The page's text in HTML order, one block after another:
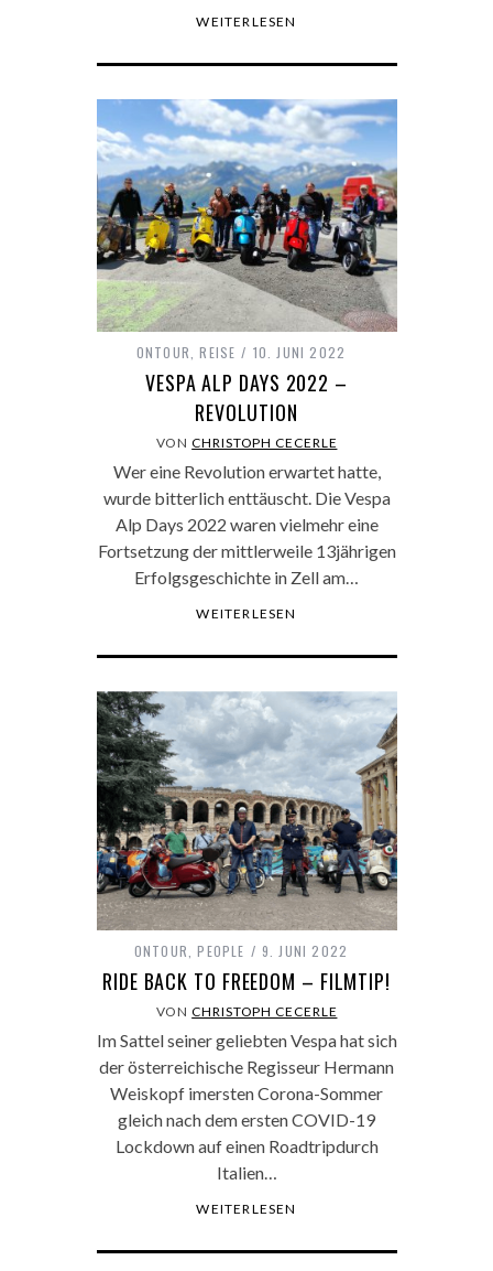
WEITERLESEN
ONTOUR ,REISE 10. JUNI 2022
VESPA ALP DAYS 2022 –
REVOLUTION
VONCHRISTOPH CECERLE
Wer eine Revolution erwartet hatte,
wurde bitterlich enttäuscht. Die Vespa
Alp Days 2022 waren vielmehr eine
Fortsetzung der mittlerweile 13jährigen
Erfolgsgeschichte in Zell am…
WEITERLESEN
ONTOUR ,PEOPLE 9. JUNI 2022
RIDE BACK TO FREEDOM – FILMTIP!
VONCHRISTOPH CECERLE
Im Sattel seiner geliebten Vespa hat sich
der österreichische Regisseur Hermann
Weiskopf imersten Corona-Sommer
gleich nach dem ersten COVID-19
Lockdown auf einen Roadtripdurch
Italien…
WEITERLESEN